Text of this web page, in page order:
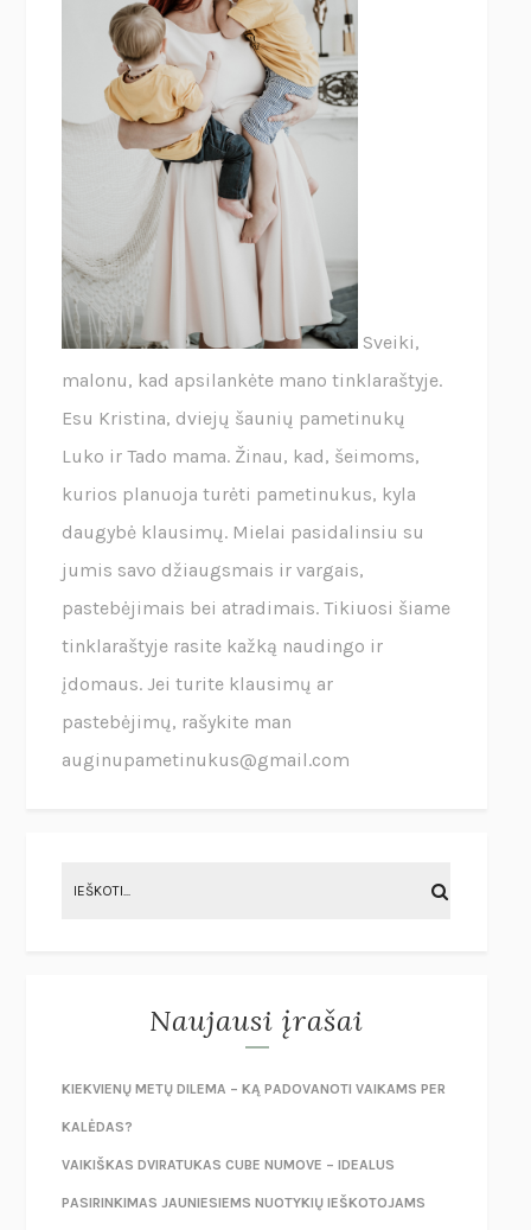
Sveiki,
malonu, kad apsilankėte mano tinklaraštyje.
Esu Kristina, dviejų šaunių pametinukų
Luko ir Tado mama. Žinau, kad, šeimoms,
kurios planuoja turėti pametinukus, kyla
daugybė klausimų. Mielai pasidalinsiu su
jumis savo džiaugsmais ir vargais,
pastebėjimais bei atradimais. Tikiuosi šiame
tinklaraštyje rasite kažką naudingo ir
įdomaus. Jei turite klausimų ar
pastebėjimų, rašykite man
auginupametinukus@gmail.com
Naujausi įrašai
KIEKVIENŲ METŲ DILEMA – KĄ PADOVANOTI VAIKAMS PER
KALĖDAS?
VAIKIŠKAS DVIRATUKAS CUBE NUMOVE – IDEALUS
PASIRINKIMAS JAUNIESIEMS NUOTYKIŲ IEŠKOTOJAMS